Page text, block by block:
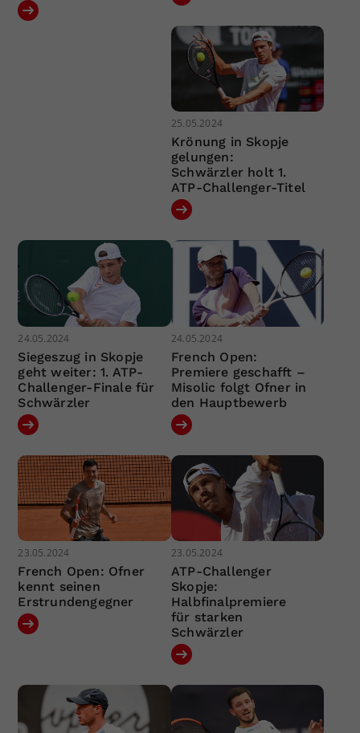
25.05.2024
Krönung in Skopje
gelungen:
Schwärzler holt 1.
ATP-Challenger-Titel
24.05.2024
Siegeszug in Skopje
geht weiter: 1. ATP-
Challenger-Finale für
Schwärzler
24.05.2024
French Open:
Premiere geschafft –
Misolic folgt Ofner in
den Hauptbewerb
23.05.2024
French Open: Ofner
kennt seinen
Erstrundengegner
23.05.2024
ATP-Challenger
Skopje:
Halbfinalpremiere
für starken
Schwärzler